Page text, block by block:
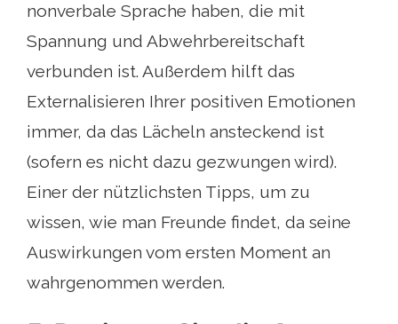
nonverbale Sprache haben, die mit
Spannung und Abwehrbereitschaft
verbunden ist. Außerdem hilft das
Externalisieren Ihrer positiven Emotionen
immer, da das Lächeln ansteckend ist
(sofern es nicht dazu gezwungen wird).
Einer der nützlichsten Tipps, um zu
wissen, wie man Freunde findet, da seine
Auswirkungen vom ersten Moment an
wahrgenommen werden.